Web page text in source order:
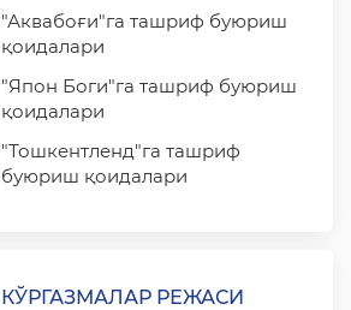
"Аквабоғи"га ташриф буюриш
қоидалари
"Япон Боги"га ташриф буюриш
қоидалари
"Тошкентленд"га ташриф
буюриш қоидалари
КЎРГАЗМАЛАР РЕЖАСИ